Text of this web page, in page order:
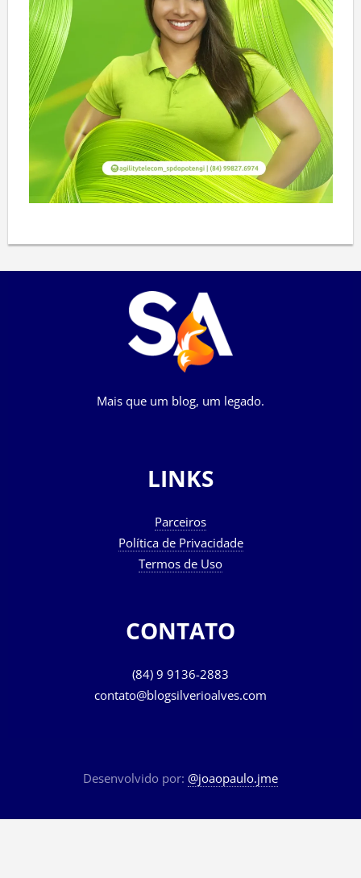
Mais que um blog, um legado.
LINKS
Parceiros
Política de Privacidade
Termos de Uso
CONTATO
(84) 9 9136-2883
contato@blogsilverioalves.com
Desenvolvido por: @joaopaulo.jme